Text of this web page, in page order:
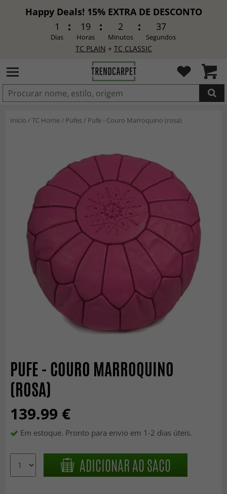
Happy Deals! 15% EXTRA DE DESCONTO
1
Dias
19
Horas
2
Minutos
35
Segundos
TC PLAIN + TC CLASSIC
ADICIONADO
Início /TC Home/ Pufes/ Pufe - Couro Marroquino (rosa)
PUFE - COURO MARROQUINO
(ROSA)
139.99 €
Em estoque. Pronto para envio em 1-2 dias úteis.
ADICIONAR AO SACO